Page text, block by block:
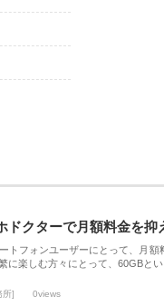
ドクターで月額料金を
トフォンユーザーにとって、月
に楽しむ方々にとって、60GBと
所] 0views